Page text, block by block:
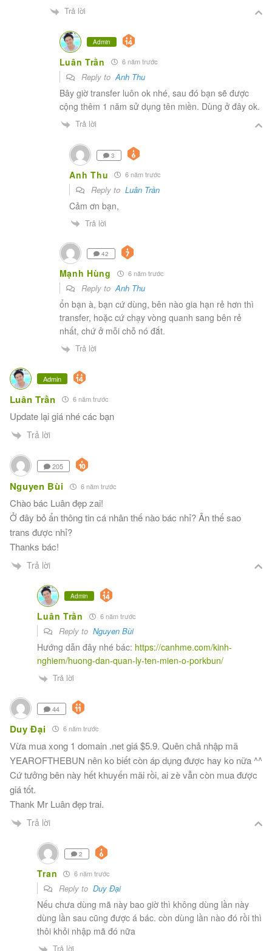
Trả lời
Admin
Luân Trần 6 năm trước
Reply to Anh Thu
Bây giờ transfer luôn ok nhé, sau đó bạn sẽ được
cộng thêm 1 năm sử dụng tên miền. Dùng ở đây ok.
Trả lời
3
Anh Thu 6 năm trước
Reply toLuân Trần
Cảm ơn bạn,
Trả lời
42
Mạnh Hùng 6 năm trước
Reply toAnh Thu
ổn bạn à, bạn cứ dùng, bên nào gia hạn rẻ hơn thì
transfer, hoặc cứ chạy vòng quanh sang bên rẻ
nhất, chứ ở mỗi chỗ nó đắt.
Trả lời
Admin
Luân Trần 6 năm trước
Update lại giá nhé các bạn
Trả lời
205
Nguyen Bùi 6 năm trước
Chào bác Luân đẹp zai!
Ở đây bỏ ẩn thông tin cá nhân thế nào bác nhỉ? Ân thế sao
trans được nhỉ?
Thanks bác!
Trả lời
Admin
Luân Trần 6 năm trước
Reply toNguyen Bùi
Hướng dẫn đây nhé bác: https://canhme.com/kinh-
nghiem/huong-dan-quan-ly-ten-mien-o-porkbun/
Trả lời
44
Duy Đại 6 năm trước
Vừa mua xong 1 domain .net giá $5.9. Quên chả nhập mã
YEAROFTHEBUN nên ko biết còn áp dụng được hay ko nữa ^^
Cứ tưởng bên này hết khuyến mãi rồi, ai zè vẫn còn mua được
giá tốt.
Thank Mr Luân đẹp trai.
Trả lời
2
Tran 6 năm trước
Reply toDuy Đại
Nếu chưa dùng mã này bao giờ thì không dùng lần này
dùng lần sau cũng được á bác. còn dùng lần nào đó rồi thì
thôi khỏi nhập mã đó nữa
Trả lời